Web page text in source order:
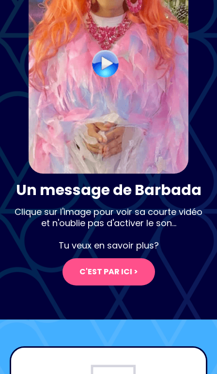
Un message de Barbada
Clique sur l'image pour voir sa courte vidéo
et n'oublie pas d'activer le son...
Tu veux en savoir plus?
C'EST PAR ICI >